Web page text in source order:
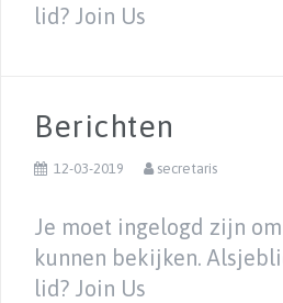
lid? Join Us
Berichten
12-03-2019 secretaris
Je moet ingelogd zijn
kunnen bekijken.
lid? Join Us